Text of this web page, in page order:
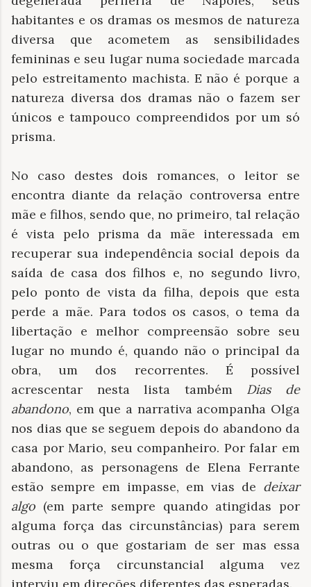
habitantes e os dramas os mesmos de natureza
diversa que acometem as sensibilidades
femininas e seu lugar numa sociedade marcada
pelo estreitamento machista. E não é porque a
natureza diversa dos dramas não o fazem ser
únicos e tampouco compreendidos por um só
prisma.
No caso destes dois romances, o leitor se
encontra diante da relação controversa entre
mãe e filhos, sendo que, no primeiro, tal relação
é vista pelo prisma da mãe interessada em
recuperar sua independência social depois da
saída de casa dos filhos e, no segundo livro,
pelo ponto de vista da filha, depois que esta
perde a mãe. Para todos os casos, o tema da
libertação e melhor compreensão sobre seu
lugar no mundo é, quando não o principal da
obra, um dos recorrentes. É possível
acrescentar nesta lista também Dias de
abandono, em que a narrativa acompanha Olga
nos dias que se seguem depois do abandono da
casa por Mario, seu companheiro. Por falar em
abandono, as personagens de Elena Ferrante
estão sempre em impasse, em vias de deixar
algo (em parte sempre quando atingidas por
alguma força das circunstâncias) para serem
outras ou o que gostariam de ser mas essa
mesma força circunstancial alguma vez